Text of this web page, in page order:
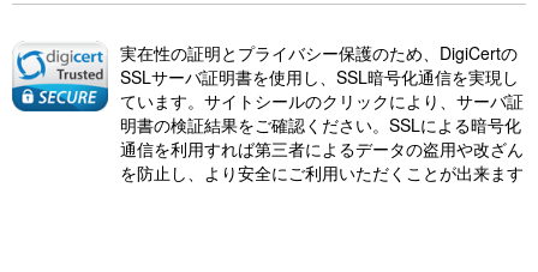
実在性の証明とプライバシー保護のため、DigiCertの
SSLサーバ証明書を使用し、SSL暗号化通信を実現し
ています。サイトシールのクリックにより、サーバ証
明書の検証結果をご確認ください。SSLによる暗号化
通信を利用すれば第三者によるデータの盗用や改ざん
を防止し、より安全にご利用いただくことが出来ます